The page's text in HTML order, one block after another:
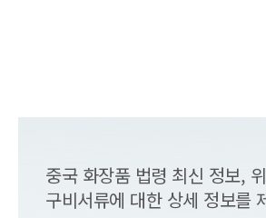
중국 화장품 법령 최신 정보,
구비서류에 대한 상세 정보를